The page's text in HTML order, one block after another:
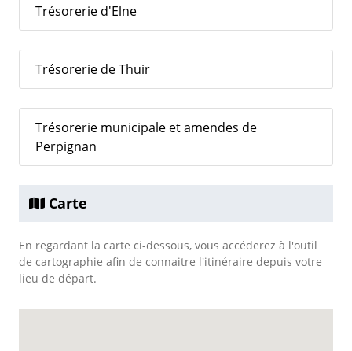
Trésorerie d'Elne
Trésorerie de Thuir
Trésorerie municipale et amendes de
Perpignan
Carte
En regardant la carte ci-dessous, vous accéderez à l'outil
de cartographie afin de connaitre l'itinéraire depuis votre
lieu de départ.